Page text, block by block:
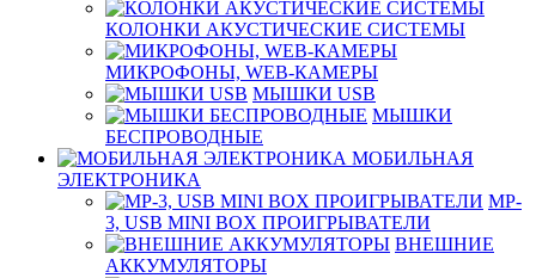
КОЛОНКИ АКУСТИЧЕСКИЕ СИСТЕМЫ
МИКРОФОНЫ, WEB-КАМЕРЫ
МЫШКИ USB
МЫШКИ
БЕСПРОВОДНЫЕ
МОБИЛЬНАЯ
ЭЛЕКТРОНИКА
MP-
3, USB MINI BOX ПРОИГРЫВАТЕЛИ
ВНЕШНИЕ
АККУМУЛЯТОРЫ